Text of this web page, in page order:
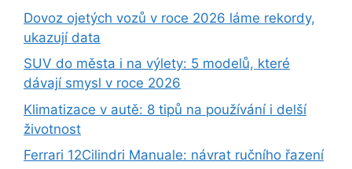
Dovoz ojetých vozů v roce 2026 láme rekordy,
ukazují data
SUV do města i na výlety: 5 modelů, které
dávají smysl v roce 2026
Klimatizace v autě: 8 tipů na používání i delší
životnost
Ferrari 12Cilindri Manuale: návrat ručního řazení